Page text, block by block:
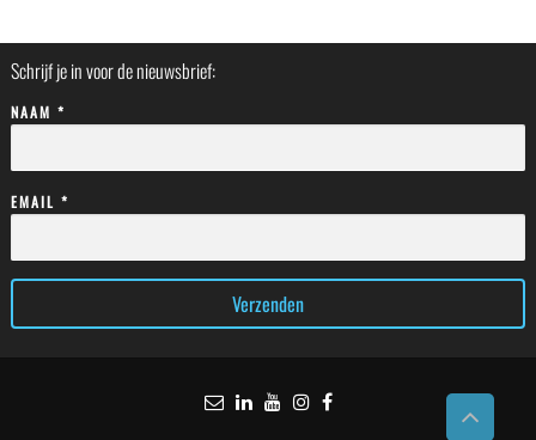
Schrijf je in voor de nieuwsbrief:
NAAM *
EMAIL *